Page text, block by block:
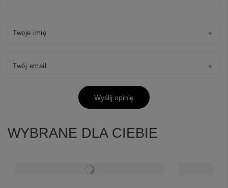
Twoje imię
Twój email
Wyślij opinię
WYBRANE DLA CIEBIE